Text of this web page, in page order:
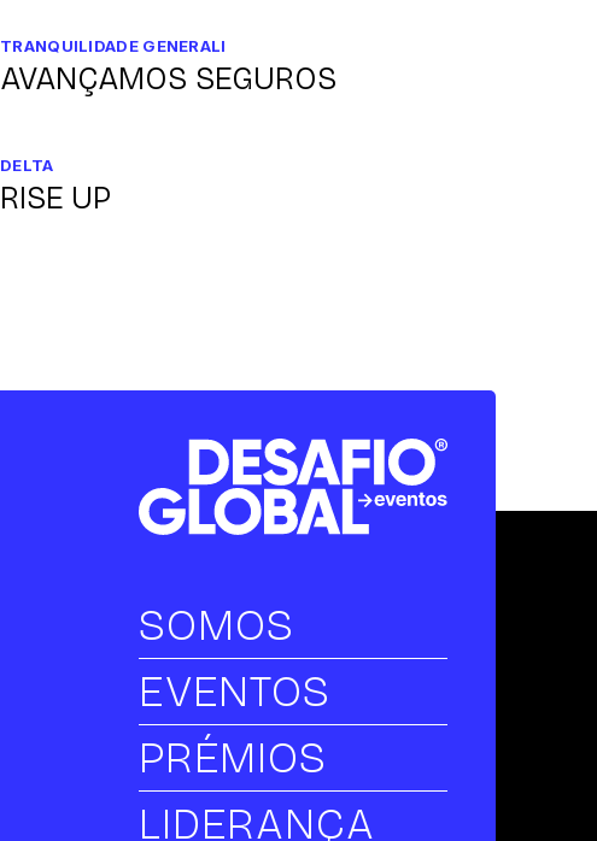
TRANQUILIDADE GENERALI
AVANÇAMOS SEGUROS
DELTA
RISE UP
SOMOS
EVENTOS
PRÉMIOS
LIDERANÇA